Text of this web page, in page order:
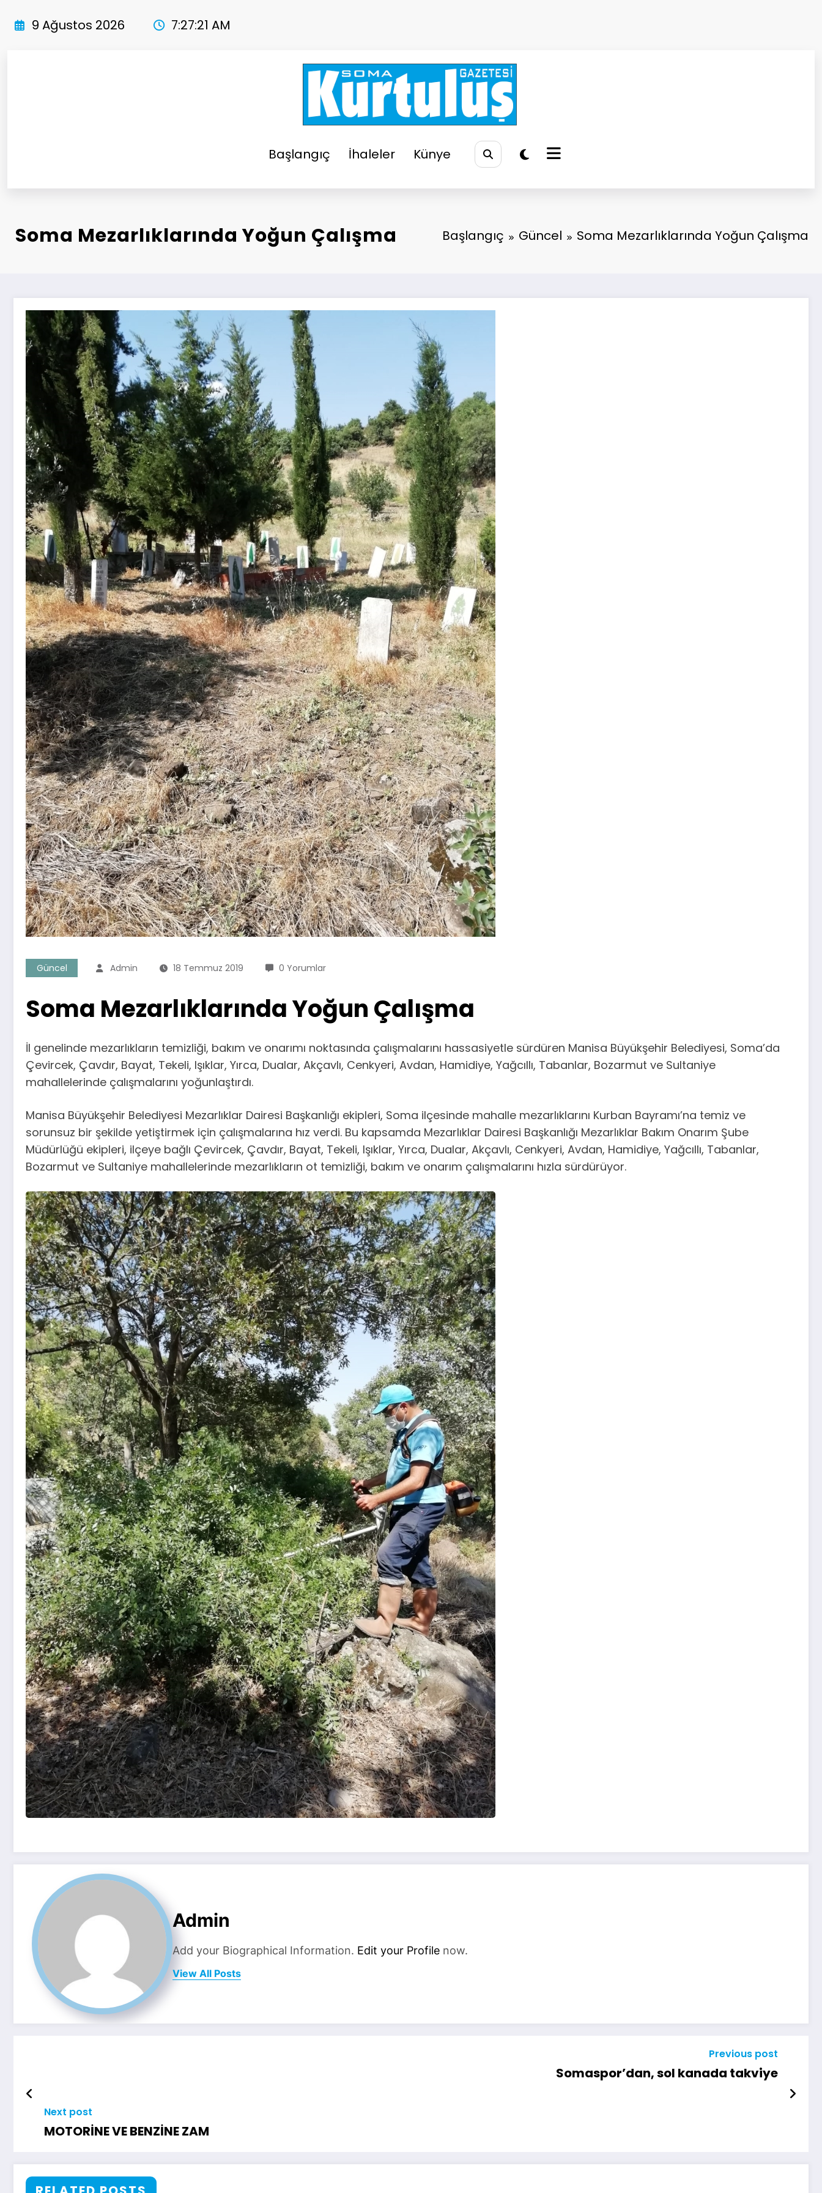
atla
9 Ağustos 2026 7:27:23 AM
Başlangıç İhaleler Künye
Soma Mezarlıklarında Yoğun Çalışma Başlangıç Güncel Soma Mezarlıklarında Yoğun Çalışma
Güncel Admin 18 Temmuz 2019 0 Yorumlar
Soma Mezarlıklarında Yoğun Çalışma
İl genelinde mezarlıkların temizliği, bakım ve onarımı noktasında çalışmalarını hassasiyetle sürdüren Manisa Büyükşehir Belediyesi, Soma’da
Çevircek, Çavdır, Bayat, Tekeli, Işıklar, Yırca, Dualar, Akçavlı, Cenkyeri, Avdan, Hamidiye, Yağcıllı, Tabanlar, Bozarmut ve Sultaniye
mahallelerinde çalışmalarını yoğunlaştırdı.
Manisa Büyükşehir Belediyesi Mezarlıklar Dairesi Başkanlığı ekipleri, Soma ilçesinde mahalle mezarlıklarını Kurban Bayramı’na temiz ve
sorunsuz bir şekilde yetiştirmek için çalışmalarına hız verdi. Bu kapsamda Mezarlıklar Dairesi Başkanlığı Mezarlıklar Bakım Onarım Şube
Müdürlüğü ekipleri, ilçeye bağlı Çevircek, Çavdır, Bayat, Tekeli, Işıklar, Yırca, Dualar, Akçavlı, Cenkyeri, Avdan, Hamidiye, Yağcıllı, Tabanlar,
Bozarmut ve Sultaniye mahallelerinde mezarlıkların ot temizliği, bakım ve onarım çalışmalarını hızla sürdürüyor.
Admin
Add your Biographical Information. Edit your Profile now.
View All Posts
Previous post
Somaspor’dan, sol kanada takviye
Next post
MOTORİNE VE BENZİNE ZAM